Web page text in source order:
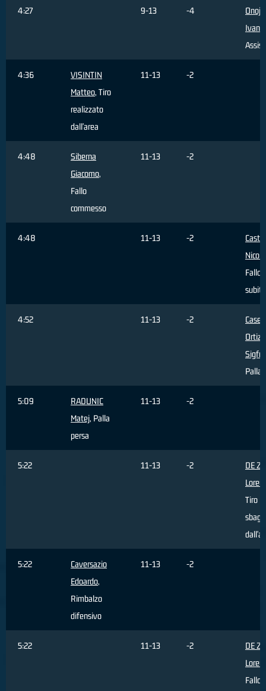
4:27 9-13 -4
Ivan
Assist
4:36
VISINTIN
Matteo, Tiro
realizzato
dall'area
11-13 -2
4:48
Siberna
Giacomo,
Fallo
commesso
11-13 -2
4:48 11-13 -2
Nicolò
Fallo
subito
4:52 11-13 -2
Ortiz
Palla
5:09
RADUNIC
Matej, Palla
persa
11-13 -2
5:22 11-13 -2
DE
Tiro
5:22
Caversazio
Edoardo,
Rimbalzo
difensivo
11-13 -2
5:22 11-13 -2
DE
Fallo